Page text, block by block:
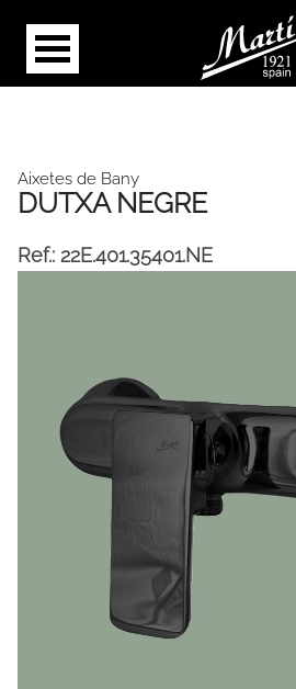
Aixetes de Bany
DUTXA NEGRE
Ref.: 22E.401.35401.NE